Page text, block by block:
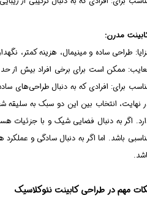
مدرن:
طراحی ساده و مینیمال، هزینه کمتر،
ممکن است برای برخی افراد بیش از حد
برای: افرادی که به دنبال طراحی‌های
نهایت، انتخاب بین این دو سبک به
اگر به دنبال فضایی شیک و با جزئیات
باشد. اما اگر به دنبال سادگی و
مهم در طراحی کابینت نئوکلاسیک